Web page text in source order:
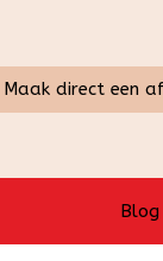
Maak direct een
Blog